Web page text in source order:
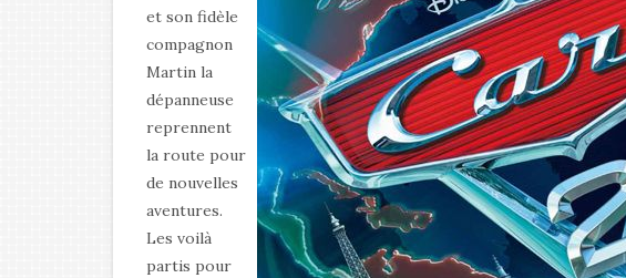
et son fidèle
compagnon
Martin la
dépanneuse
reprennent
la route pour
de nouvelles
aventures.
Les voilà
partis pour